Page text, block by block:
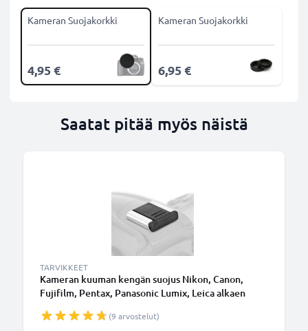
Kameran Suojakorkki
4,95 €
Kameran Suojakorkki
6,95 €
Saatat pitää myös näistä
TARVIKKEET
Kameran kuuman kengän suojus Nikon, Canon,
Fujifilm, Pentax, Panasonic Lumix, Leica alkaen
(9 arvostelut)